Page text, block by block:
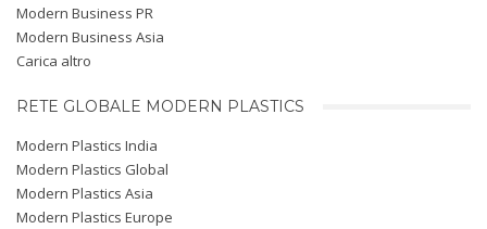
Modern Business PR
Modern Business Asia
Carica altro
RETE GLOBALE MODERN PLASTICS
Modern Plastics India
Modern Plastics Global
Modern Plastics Asia
Modern Plastics Europe